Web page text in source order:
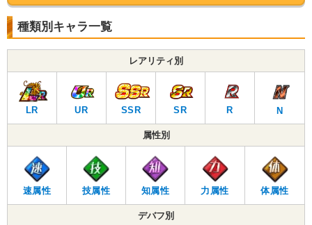
種類別キャラ一覧
レアリティ別
LR UR SSR SR R N
属性別
速属性 技属性 知属性 力属性 体属性
デバフ別